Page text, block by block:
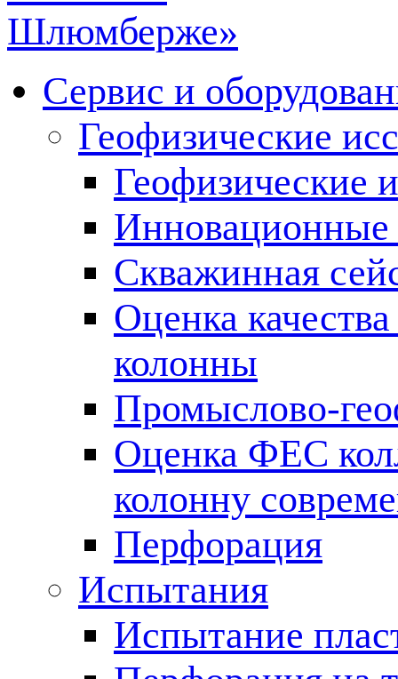
Сервис и
Геофизические
Геофизические
Инновационные
Скважинная
Оценка
колонны
Промыслово-
Оценка ФЕС
колонну
Перфорация
Испытания
Испытание